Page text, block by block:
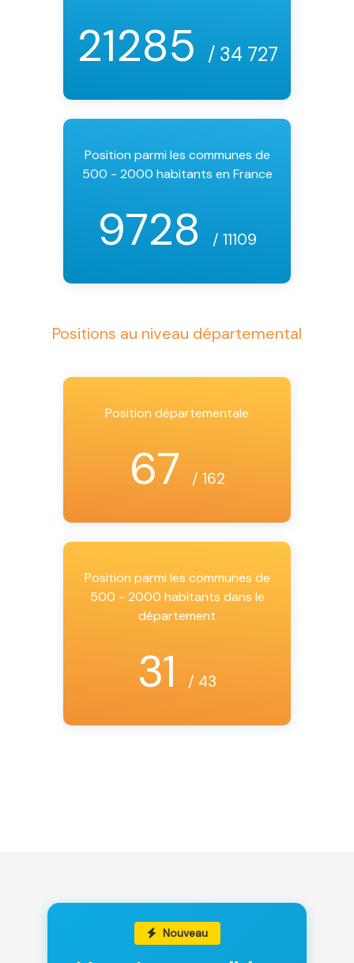
21285 / 34 727
Position parmi les communes de
500 - 2000 habitants en France
9728 / 11109
Positions au niveau départemental
Position départementale
67 / 162
Position parmi les communes de
500 - 2000 habitants dans le
département
31 / 43
Nouveau